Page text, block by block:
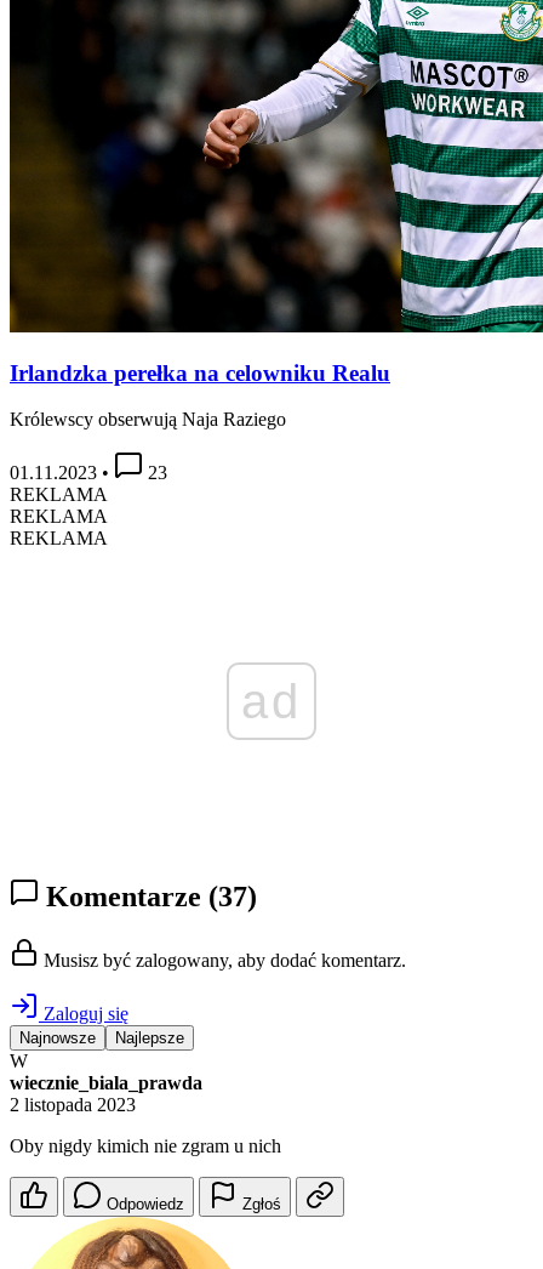
Irlandzka perełka na celowniku Realu
Królewscy obserwują Naja Raziego
01.11.2023 •
23
REKLAMA
REKLAMA
REKLAMA
ad
Komentarze (37)
Musisz być zalogowany, aby dodać komentarz.
Zaloguj się
Najnowsze Najlepsze
W
wiecznie_biala_prawda
2 listopada 2023
Oby nigdy kimich nie zgram u nich
Odpowiedz Zgłoś